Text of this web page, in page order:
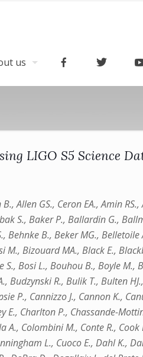
us
LIGO S5 Science
Allen GS., Ceron EA., Amin
S., Baker P., Ballardin G.,
B., Beker MG.,
M., Bizouard MA., Black E.,
Bosi L., Bouhou B., Boyle M.,
R., Bulik T., Bulten
P., Cannizzo J., Cannon K.,
E., Charlton P., Chassande-
A., Colombini M., Conte R.,
L., Cuoco E., Dahl K.,